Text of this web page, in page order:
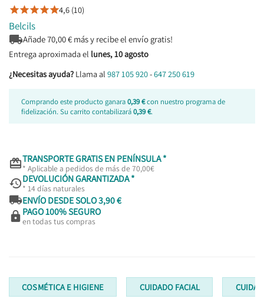
4,6 (10)
Belcils
Añade70,00€ más y recibe el envío gratis!
Entrega aproximada el lunes, 10 agosto
¿Necesitas ayuda? Llama al 987 105 920-647 250 619
Comprando este producto ganara0,39 €con nuestro programa de
fidelización. Su carrito contabilizará0,39 €.
TRANSPORTE GRATIS EN PENÍNSULA *
* Aplicable a pedidos de más de 70,00€
DEVOLUCIÓN GARANTIZADA *
* 14 días naturales
ENVÍO DESDE SOLO 3,90 €
 PAGO 100% SEGURO
en todas tus compras
COSMÉTICA E HIGIENE CUIDADO FACIAL